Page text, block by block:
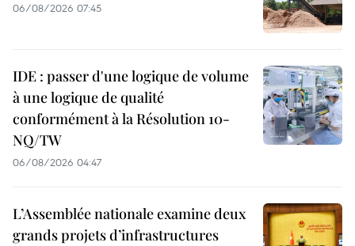
06/08/2026 07:45
IDE : passer d'une logique de volume
à une logique de qualité
conformément à la Résolution 10-
NQ/TW
06/08/2026 04:47
L’Assemblée nationale examine deux
grands projets d’infrastructures